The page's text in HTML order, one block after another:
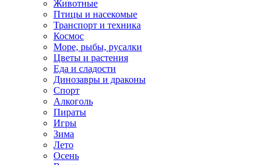
Животные
Птицы и насекомые
Транспорт и техника
Космос
Море, рыбы, русалки
Цветы и растения
Еда и сладости
Динозавры и драконы
Спорт
Алкоголь
Пираты
Игры
Зима
Лето
Осень